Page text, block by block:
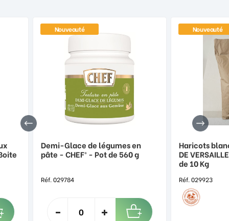
Nouveauté
Demi-Glace de légumes en
pâte - CHEF® - Pot de 560 g
Réf. 029784
Nouveauté
Haricots
DE
de 10 Kg
Réf. 029923